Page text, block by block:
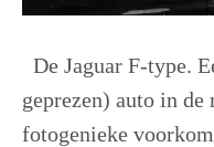
De Jaguar F-type.
geprezen) auto in
fotogenieke